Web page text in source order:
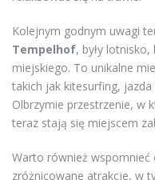
Kolejnym godnym uwagi
Tempelhof, były
miejskiego. To unikalne
takich jak kitesurfing,
Olbrzymie przestrzenie, w
teraz stają się miejscem
Warto również wspomnieć
zróżnicowane atrakcje, w